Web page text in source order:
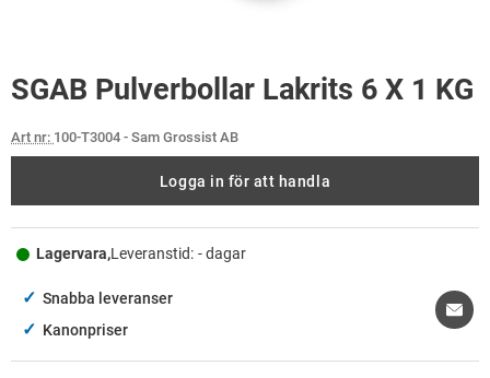
SGAB Pulverbollar Lakrits 6 X 1 KG
Art nr: 100-T3004 - Sam Grossist AB
Logga in för att handla
Lagervara,Leveranstid: - dagar
✓ Snabba leveranser
✓ Kanonpriser